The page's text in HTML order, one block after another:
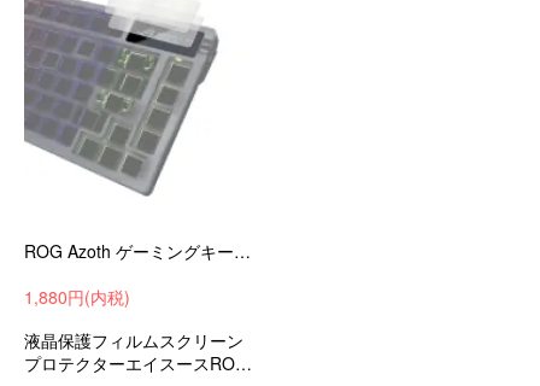
ROG Azoth ゲーミングキーボード ガラスフィルム 2枚入り 強化ガラス 液晶保護フィルム 硬度9H 液晶保護フィルム 保護ガラス
1,880円(内税)
液晶保護フィルムスクリーン
プロテクターエイスースROG